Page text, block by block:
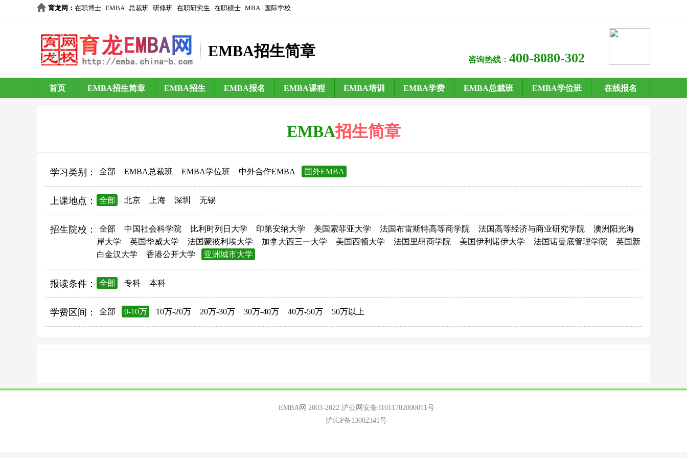
育龙网 ： 在职博士 EMBA 总裁班 研修班 在职研究生 在职硕士 MBA 国际学校
EMBA招生简章
咨询热线： 400-8080-302
首页 EMBA招生简章 EMBA招生 EMBA报名 EMBA课程 EMBA培训 EMBA学费 EMBA总裁班 EMBA学位班 在线报名
EMBA招生简章
学习类别： 全部 EMBA总裁班 EMBA学位班 中外合作EMBA 国外EMBA
上课地点： 全部 北京 上海 深圳 无锡
招生院校： 全部 中国社会科学院 比利时列日大学 印第安纳大学 美国索菲亚大学 法国布雷斯特高等商学院 法国高等经济与商业研究学院
澳洲阳光海
岸大学
英国华威大学 法国蒙彼利埃大学 加拿大西三一大学 美国西顿大学 法国里昂商学院 美国伊利诺伊大学 法国诺曼底管理学院
英国新
白金汉大学
香港公开大学 亚洲城市大学
报读条件： 全部 专科 本科
学费区间： 全部 0-10万 10万-20万 20万-30万 30万-40万 40万-50万 50万以上
EMBA网 2003-2022 沪公网安备31011702000011号
沪ICP备13002341号